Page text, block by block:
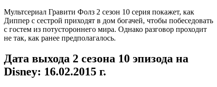
Мультсериал Гравити Фолз 2 сезон 10 серия покажет, как
Диппер с сестрой приходят в дом богачей, чтобы побеседовать
с гостем из потустороннего мира. Однако разговор проходит
не так, как ранее предполагалось.
Дата выхода 2 сезона 10 эпизода на
Disney: 16.02.2015 г.